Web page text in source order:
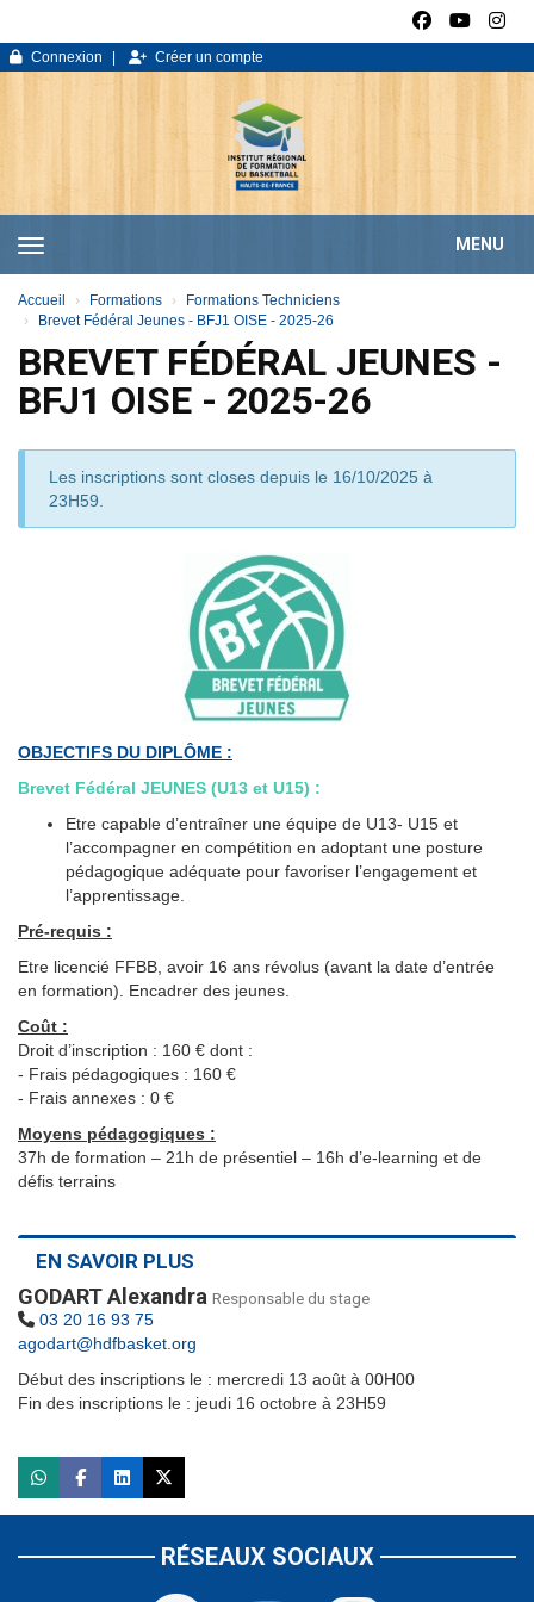
Connexion Créer un compte
MENU
Accueil Formations
Formations Techniciens
Brevet Fédéral Jeunes - BFJ1 OISE - 2025-26
BREVET FÉDÉRAL JEUNES -
BFJ1 OISE - 2025-26
Les inscriptions sont closes depuis le 16/10/2025 à
23H59.
OBJECTIFS DU DIPLÔME :
Brevet Fédéral JEUNES (U13 et U15) :
Etre capable d’entraîner une équipe de U13- U15 et
l’accompagner en compétition en adoptant une posture
pédagogique adéquate pour favoriser l’engagement et
l’apprentissage.
Pré-requis :
Etre licencié FFBB, avoir 16 ans révolus (avant la date d’entrée
en formation). Encadrer des jeunes.
Coût :
Droit d’inscription : 160 € dont :
- Frais pédagogiques : 160 €
- Frais annexes : 0 €
Moyens pédagogiques :
37h de formation – 21h de présentiel – 16h d’e-learning et de
défis terrains
EN SAVOIR PLUS
GODART Alexandra Responsable du stage
03 20 16 93 75
agodart@hdfbasket.org
Début des inscriptions le : mercredi 13 août à 00H00
Fin des inscriptions le : jeudi 16 octobre à 23H59
RÉSEAUX SOCIAUX